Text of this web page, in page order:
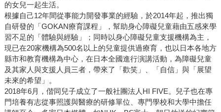
的女兒一起生活。
根據自己12年間從事能力開發事業的經驗，於2014年起，推出獨
自研發的「GOKAN療育課程」，幫助身心障礙兒童藉由五感來學
習不足的「體驗與經驗」；同時以身心障礙兒童支援機構為主，
現已在20家機構為500名以上的兒童提供過療育，也以日本各地方
縣市和教育機構為中心，在日本全國進行演講活動，為障礙兒童
及其家人與支援人員三者，帶來了「歡笑」、「自信」與「展望
未來的希望」。
2018年6月，偕同兒子成立了一般社團法人HI FIVE。兒子也在專
門培養有志從事照護與醫療的研修單位、專門學校和大學中擔任